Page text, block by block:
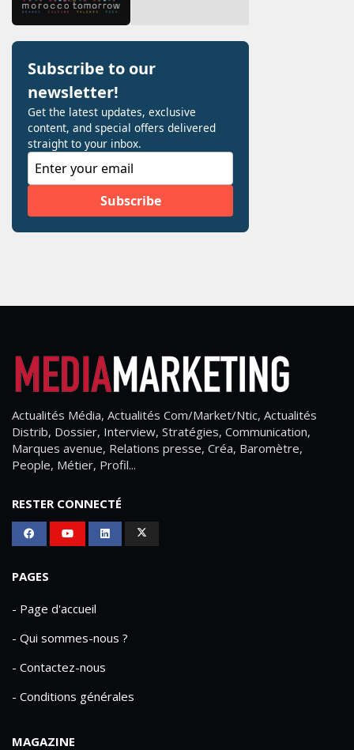
Actualités Média, Actualités Com/Market/Ntic, Actualités
Distrib, Dossier, Interview, Stratégies, Communication,
Marques avenue, Relations presse, Créa, Baromètre,
People, Métier, Profil...
RESTER CONNECTÉ
PAGES
- Page d'accueil
- Qui sommes-nous ?
- Contactez-nous
- Conditions générales
MAGAZINE